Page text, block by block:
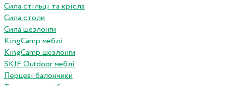
Сила стільці та крісла
Сила столи
Сила шезлонги
KingCamp меблі
KingCamp шезлонги
SKIF Outdoor меблі
Перцеві балончики